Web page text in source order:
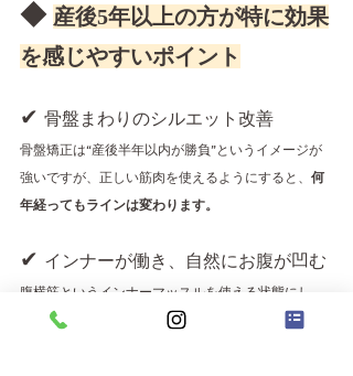
◆ 産後5年以上の方が特に効果
を感じやすいポイント
✔ 骨盤まわりのシルエット改善
骨盤矯正は“産後半年以内が勝負”というイメージが
強いですが、正しい筋肉を使えるようにすると、 何
年経ってもラインは変わります。
✔ インナーが働き、自然にお腹が凹む
腹横筋というインナーマッスルを使える状態にし、
姿勢が整うと
食事制限に頼らずお腹が平らに
なって